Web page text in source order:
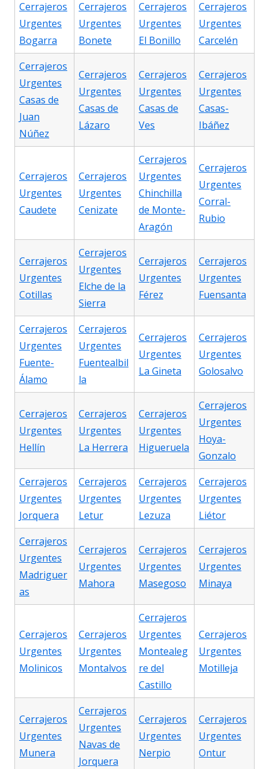
Cerrajeros
Urgentes
Bogarra
Cerrajeros
Urgentes
Bonete
Cerrajeros
Urgentes
El Bonillo
Cerrajeros
Urgentes
Carcelén
Cerrajeros
Urgentes
Casas de
Juan
Núñez
Cerrajeros
Urgentes
Casas de
Lázaro
Cerrajeros
Urgentes
Casas de
Ves
Cerrajeros
Urgentes
Casas-
Ibáñez
Cerrajeros
Urgentes
Caudete
Cerrajeros
Urgentes
Cenizate
Cerrajeros
Urgentes
Chinchilla
de Monte-
Aragón
Cerrajeros
Urgentes
Corral-
Rubio
Cerrajeros
Urgentes
Cotillas
Cerrajeros
Urgentes
Elche de la
Sierra
Cerrajeros
Urgentes
Férez
Cerrajeros
Urgentes
Fuensanta
Cerrajeros
Urgentes
Fuente-
Álamo
Cerrajeros
Urgentes
Fuentealbil
la
Cerrajeros
Urgentes
La Gineta
Cerrajeros
Urgentes
Golosalvo
Cerrajeros
Urgentes
Hellín
Cerrajeros
Urgentes
La Herrera
Cerrajeros
Urgentes
Higueruela
Cerrajeros
Urgentes
Hoya-
Gonzalo
Cerrajeros
Urgentes
Jorquera
Cerrajeros
Urgentes
Letur
Cerrajeros
Urgentes
Lezuza
Cerrajeros
Urgentes
Liétor
Cerrajeros
Urgentes
Madriguer
as
Cerrajeros
Urgentes
Mahora
Cerrajeros
Urgentes
Masegoso
Cerrajeros
Urgentes
Minaya
Cerrajeros
Urgentes
Molinicos
Cerrajeros
Urgentes
Montalvos
Cerrajeros
Urgentes
Montealeg
re del
Castillo
Cerrajeros
Urgentes
Motilleja
Cerrajeros
Urgentes
Munera
Cerrajeros
Urgentes
Navas de
Jorquera
Cerrajeros
Urgentes
Nerpio
Cerrajeros
Urgentes
Ontur